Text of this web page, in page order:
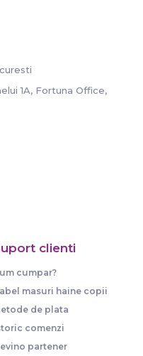
1A, Fortuna Office,
clienti
cumpar?
masuri haine copii
de plata
comenzi
partener